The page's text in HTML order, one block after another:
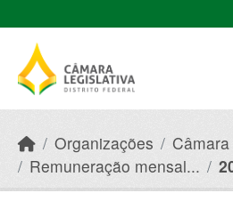
Organizações
Remuneração mensal...